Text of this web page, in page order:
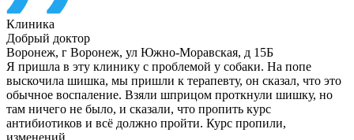
Клиника
Добрый доктор
Воронеж, г Воронеж, ул Южно-Моравская, д 15Б
Я пришла в эту клинику с проблемой у собаки. На попе
выскочила шишка, мы пришли к терапевту, он сказал, что это
обычное воспаление. Взяли шприцом проткнули шишку, но
там ничего не было, и сказали, что пропить курс
антибиотиков и всё должно пройти. Курс пропили,